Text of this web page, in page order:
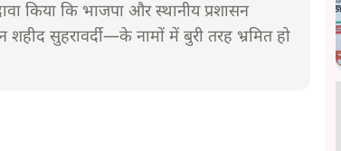
किया कि भाजपा और स्थानीय प्रशासन
सुहरावर्दी—के नामों में बुरी तरह भ्रमित हो